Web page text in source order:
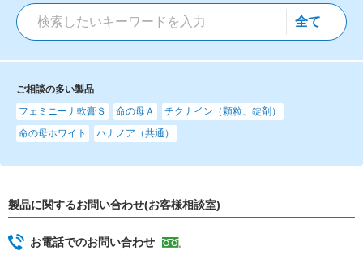
ご相談の多い製品
フェミニーナ軟膏Ｓ
命の母Ａ
チクナイン（顆粒、錠剤）
命の母ホワイト
ハナノア（共通）
製品に関するお問い合わせ(お客様相談室)
お電話でのお問い合わせ